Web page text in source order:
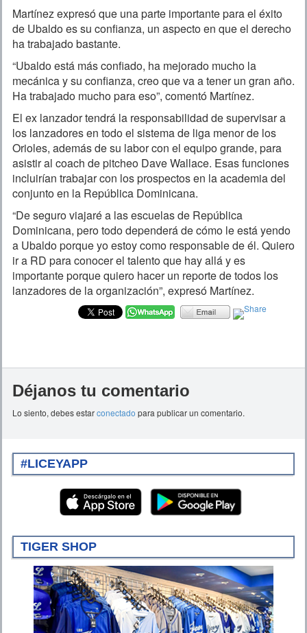
Martínez expresó que una parte importante para el éxito
de Ubaldo es su confianza, un aspecto en que el derecho
ha trabajado bastante.
“Ubaldo está más confiado, ha mejorado mucho la
mecánica y su confianza, creo que va a tener un gran año.
Ha trabajado mucho para eso”, comentó Martínez.
El ex lanzador tendrá la responsabilidad de supervisar a
los lanzadores en todo el sistema de liga menor de los
Orioles, además de su labor con el equipo grande, para
asistir al coach de pitcheo Dave Wallace. Esas funciones
incluirían trabajar con los prospectos en la academia del
conjunto en la República Dominicana.
“De seguro viajaré a las escuelas de República
Dominicana, pero todo dependerá de cómo le está yendo
a Ubaldo porque yo estoy como responsable de él. Quiero
ir a RD para conocer el talento que hay allá y es
importante porque quiero hacer un reporte de todos los
lanzadores de la organización”, expresó Martínez.
Déjanos tu comentario
Lo siento, debes estarconectado para publicar un comentario.
#LICEYAPP
TIGER SHOP